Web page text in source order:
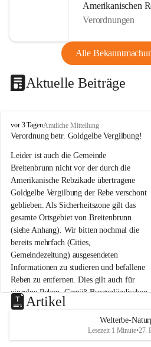
Amerikanischen
Verordnungen
Alle
Aktuelle Beiträge
B
r
i
t
e
n
b
r
u
n
n
a
m
N
e
u
s
d
vor 3 TagenAmtliche Mitteilung
Verordnung betr. Goldgelbe Vergilbung!
Leider ist auch die Gemeinde
Breitenbrunn nicht vor der durch die
Amerikanische Rebzikade übertragene
Goldgelbe Vergilbung der Rebe verschont
geblieben. Als Sicherheitszone gilt das
gesamte Ortsgebiet von Breitenbrunn
(siehe Anhang). Wir bitten nochmal die
bereits mehrfach (Cities,
Gemeindezeitung) ausgesendeten
Informationen zu studieren und befallene
Reben zu entfernen. Dies gilt auch für
einzelne Reben. Gemäß Burgenländischen
Weinbaugesetz sind nicht gepflegte oder
unzulässige Weingärten zu roden! Bitte
helfen wir zusammen um unsere Winzer
vor den prognostizierten Ernteausfällen
Artikel
Welterbe-
Lesezeit 1 Minute•27.